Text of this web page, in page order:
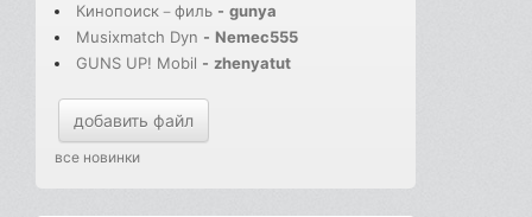
Кинопоиск－филь - gunya
Musixmatch Dyn - Nemec555
GUNS UP! Mobil - zhenyatut
добавить файл
все новинки